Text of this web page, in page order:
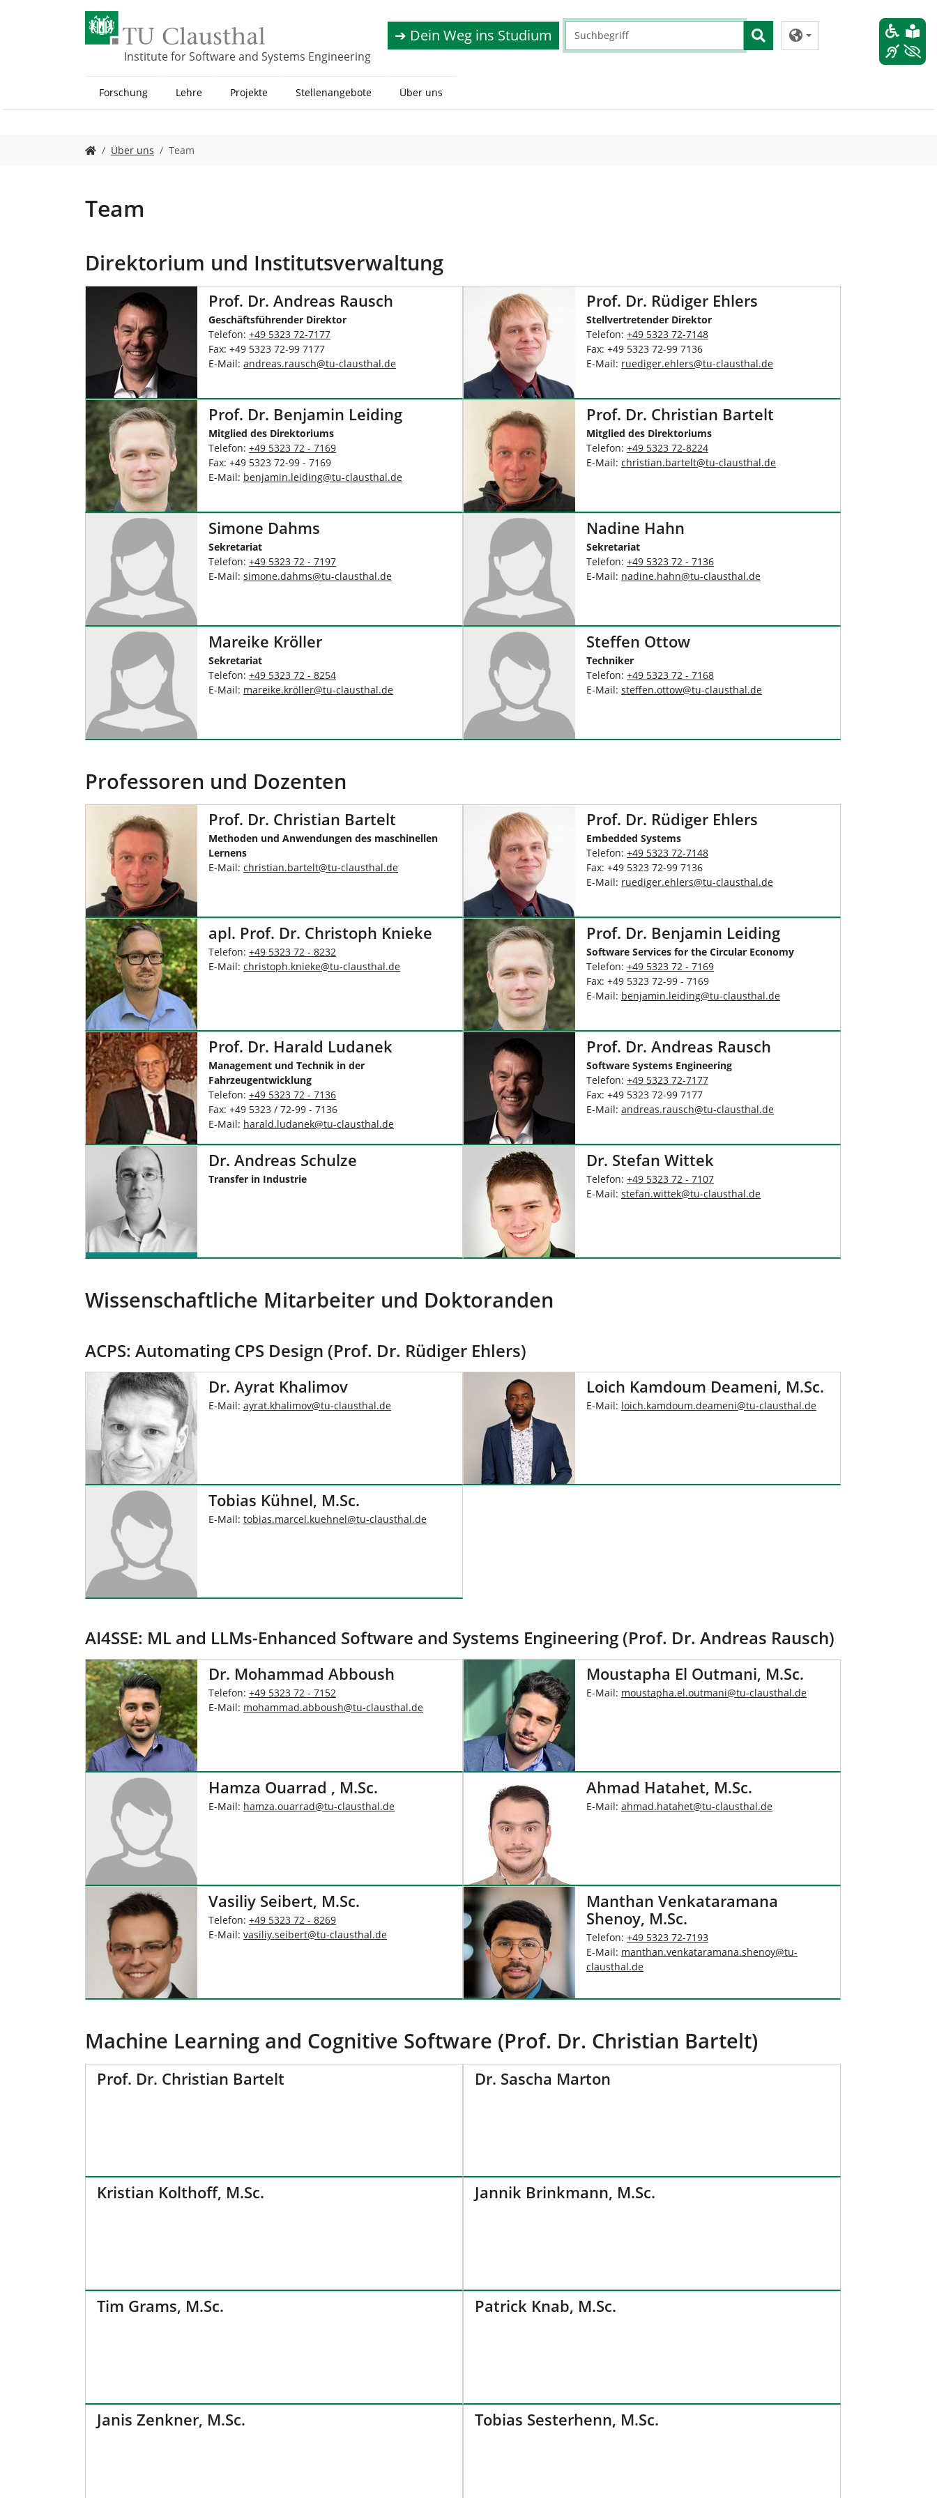
Institute for Software and Systems Engineering
➔ Dein Weg ins Studium
Forschung Lehre Projekte Stellenangebote Über uns
i
i
n
i
e
r
Über uns Team
Team
Direktorium und Institutsverwaltung
Prof. Dr. Andreas Rausch
Geschäftsführender Direktor
Telefon: +49 5323 72-7177
Fax: +49 5323 72-99 7177
E-Mail: andreas.rausch@tu-clausthal.de
Prof. Dr. Rüdiger Ehlers
Stellvertretender Direktor
Telefon: +49 5323 72-7148
Fax: +49 5323 72-99 7136
E-Mail: ruediger.ehlers@tu-clausthal.de
Prof. Dr. Benjamin Leiding
Mitglied des Direktoriums
Telefon: +49 5323 72 - 7169
Fax: +49 5323 72-99 - 7169
E-Mail: benjamin.leiding@tu-clausthal.de
Prof. Dr. Christian Bartelt
Mitglied des Direktoriums
Telefon: +49 5323 72-8224
E-Mail: christian.bartelt@tu-clausthal.de
Simone Dahms
Sekretariat
Telefon: +49 5323 72 - 7197
E-Mail: simone.dahms@tu-clausthal.de
Nadine Hahn
Sekretariat
Telefon: +49 5323 72 - 7136
E-Mail: nadine.hahn@tu-clausthal.de
Mareike Kröller
Sekretariat
Telefon: +49 5323 72 - 8254
E-Mail: mareike.kröller@tu-clausthal.de
Steffen Ottow
Techniker
Telefon: +49 5323 72 - 7168
E-Mail: steffen.ottow@tu-clausthal.de
Professoren und Dozenten
Prof. Dr. Christian Bartelt
Methoden und Anwendungen des maschinellen
Lernens
E-Mail: christian.bartelt@tu-clausthal.de
Prof. Dr. Rüdiger Ehlers
Embedded Systems
Telefon: +49 5323 72-7148
Fax: +49 5323 72-99 7136
E-Mail: ruediger.ehlers@tu-clausthal.de
apl. Prof. Dr. Christoph Knieke
Telefon: +49 5323 72 - 8232
E-Mail: christoph.knieke@tu-clausthal.de
Prof. Dr. Benjamin Leiding
Software Services for the Circular Economy
Telefon: +49 5323 72 - 7169
Fax: +49 5323 72-99 - 7169
E-Mail: benjamin.leiding@tu-clausthal.de
Prof. Dr. Harald Ludanek
Management und Technik in der
Fahrzeugentwicklung
Telefon: +49 5323 72 - 7136
Fax: +49 5323 / 72-99 - 7136
E-Mail: harald.ludanek@tu-clausthal.de
Prof. Dr. Andreas Rausch
Software Systems Engineering
Telefon: +49 5323 72-7177
Fax: +49 5323 72-99 7177
E-Mail: andreas.rausch@tu-clausthal.de
Dr. Andreas Schulze
Transfer in Industrie
Dr. Stefan Wittek
Telefon: +49 5323 72 - 7107
E-Mail: stefan.wittek@tu-clausthal.de
Wissenschaftliche Mitarbeiter und Doktoranden
ACPS: Automating CPS Design (Prof. Dr. Rüdiger Ehlers)
Dr. Ayrat Khalimov
E-Mail: ayrat.khalimov@tu-clausthal.de
Loich Kamdoum Deameni, M.Sc.
E-Mail: loich.kamdoum.deameni@tu-clausthal.de
Tobias Kühnel, M.Sc.
E-Mail: tobias.marcel.kuehnel@tu-clausthal.de
AI4SSE: ML and LLMs-Enhanced Software and Systems Engineering (Prof. Dr. Andreas Rausch)
Dr. Mohammad Abboush
Telefon: +49 5323 72 - 7152
E-Mail: mohammad.abboush@tu-clausthal.de
Moustapha El Outmani, M.Sc.
E-Mail: moustapha.el.outmani@tu-clausthal.de
Hamza Ouarrad , M.Sc.
E-Mail: hamza.ouarrad@tu-clausthal.de
Ahmad Hatahet, M.Sc.
E-Mail: ahmad.hatahet@tu-clausthal.de
Vasiliy Seibert, M.Sc.
Telefon: +49 5323 72 - 8269
E-Mail: vasiliy.seibert@tu-clausthal.de
Manthan Venkataramana
Shenoy, M.Sc.
Telefon: +49 5323 72-7193
E-Mail: manthan.venkataramana.shenoy@tu-
clausthal.de
Machine Learning and Cognitive Software (Prof. Dr. Christian Bartelt)
Prof. Dr. Christian Bartelt Dr. Sascha Marton
Kristian Kolthoff, M.Sc. Jannik Brinkmann, M.Sc.
Tim Grams, M.Sc. Patrick Knab, M.Sc.
Janis Zenkner, M.Sc. Tobias Sesterhenn, M.Sc.